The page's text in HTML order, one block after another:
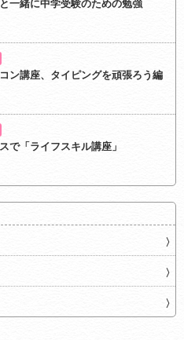
一緒に中学受験のための勉強
ン講座、タイピングを頑張ろう編
で「ライフスキル講座」